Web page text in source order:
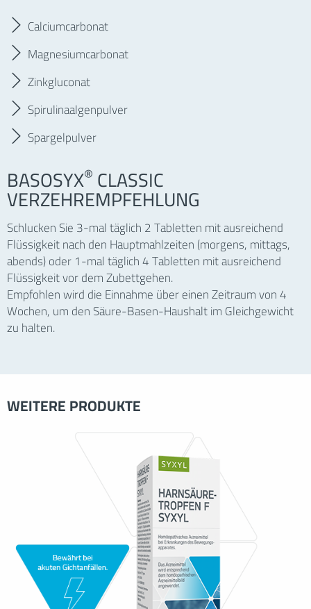
Calciumcarbonat
Magnesiumcarbonat
Zinkgluconat
Spirulinaalgenpulver
Spargelpulver
BASOSYX® CLASSIC
VERZEHREMPFEHLUNG
Schlucken Sie 3-mal täglich 2 Tabletten mit ausreichend
Flüssigkeit nach den Hauptmahlzeiten (morgens, mittags,
abends) oder 1-mal täglich 4 Tabletten mit ausreichend
Flüssigkeit vor dem Zubettgehen.
Empfohlen wird die Einnahme über einen Zeitraum von 4
Wochen, um den Säure-Basen-Haushalt im Gleichgewicht
zu halten.
WEITERE PRODUKTE